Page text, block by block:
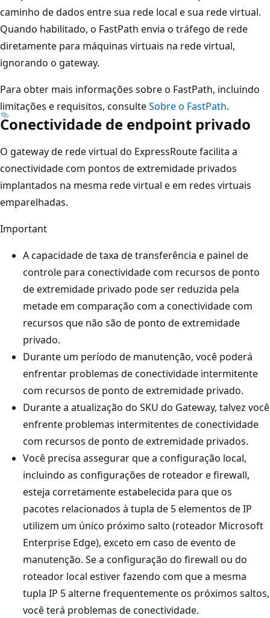
caminho de dados entre sua rede local e sua rede virtual.
Quando habilitado, o FastPath envia o tráfego de rede
diretamente para máquinas virtuais na rede virtual,
ignorando o gateway.
Para obter mais informações sobre o FastPath, incluindo
limitações e requisitos, consulteSobre o FastPath.
Conectividade de endpoint privado
O gateway de rede virtual do ExpressRoute facilita a
conectividade com pontos de extremidade privados
implantados na mesma rede virtual e em redes virtuais
emparelhadas.
Important
A capacidade de taxa de transferência e painel de
controle para conectividade com recursos de ponto
de extremidade privado pode ser reduzida pela
metade em comparação com a conectividade com
recursos que não são de ponto de extremidade
privado.
Durante um período de manutenção, você poderá
enfrentar problemas de conectividade intermitente
com recursos de ponto de extremidade privado.
Durante a atualização do SKU do Gateway, talvez você
enfrente problemas intermitentes de conectividade
com recursos de ponto de extremidade privados.
Você precisa assegurar que a configuração local,
incluindo as configurações de roteador e firewall,
esteja corretamente estabelecida para que os
pacotes relacionados à tupla de 5 elementos de IP
utilizem um único próximo salto (roteador Microsoft
Enterprise Edge), exceto em caso de evento de
manutenção. Se a configuração do firewall ou do
roteador local estiver fazendo com que a mesma
tupla IP 5 alterne frequentemente os próximos saltos,
você terá problemas de conectividade.